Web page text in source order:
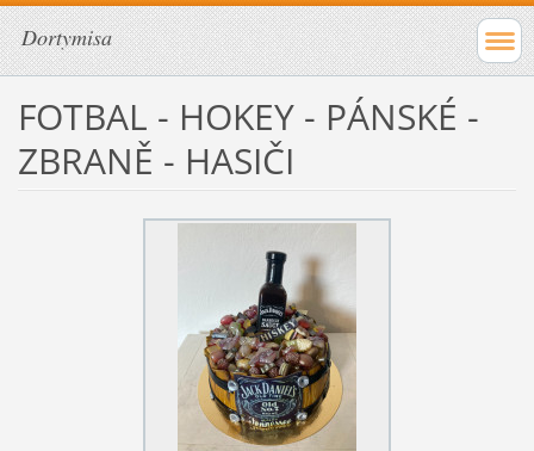
Dortymisa
FOTBAL - HOKEY - PÁNSKÉ -
ZBRANĚ - HASIČI